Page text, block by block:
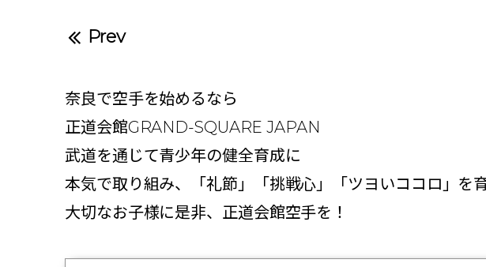
Prev
奈良で空手を始めるなら
正道会館GRAND-SQUARE JAPAN
武道を通じて青少年の健全育成に
本気で取り組み、「礼節」「挑戦心」「ツヨいココロ」を育
大切なお子様に是非、正道会館空手を！